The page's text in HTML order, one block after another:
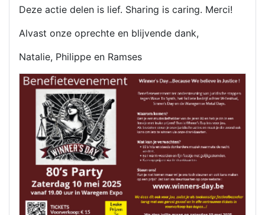
Deze actie delen is lief. Sharing is caring. Merci!
Alvast onze oprechte en blijvende dank,
Natalie, Philippe en Ramses